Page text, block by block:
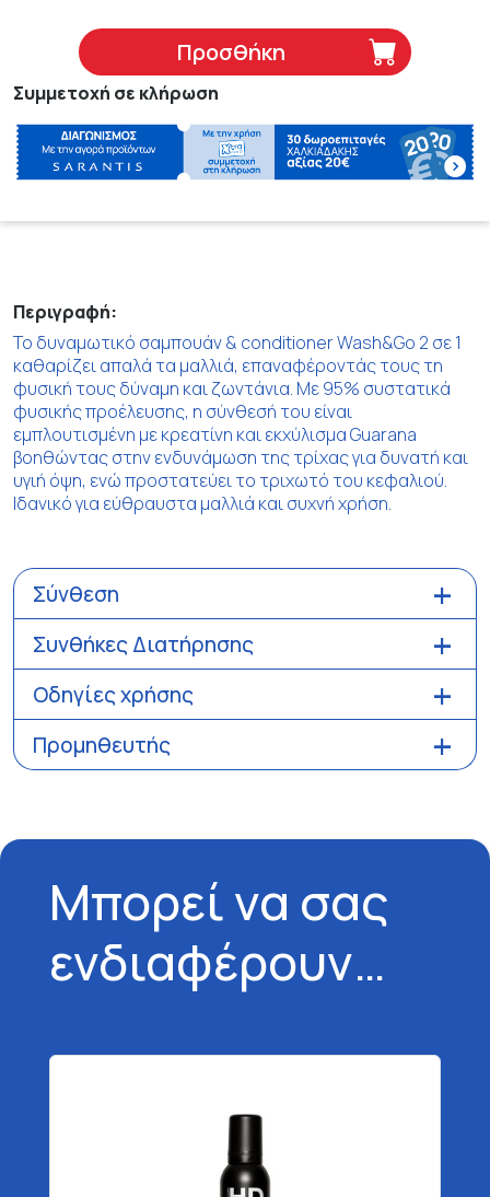
Προσθήκη
Συμμετοχή σε κλήρωση
Περιγραφή:
Το δυναμωτικό σαμπουάν & conditioner Wash&Go 2 σε 1
καθαρίζει απαλά τα μαλλιά, επαναφέροντάς τους τη
φυσική τους δύναμη και ζωντάνια. Με 95% συστατικά
φυσικής προέλευσης, η σύνθεσή του είναι
εμπλουτισμένη με κρεατίνη και εκχύλισμα Guarana
βοηθώντας στην ενδυνάμωση της τρίχας για δυνατή και
υγιή όψη, ενώ προστατεύει το τριχωτό του κεφαλιού.
Ιδανικό για εύθραυστα μαλλιά και συχνή χρήση.
Σύνθεση
Συνθήκες Διατήρησης
Οδηγίες χρήσης
Προμηθευτής
Μπορεί να σας
ενδιαφέρουν…